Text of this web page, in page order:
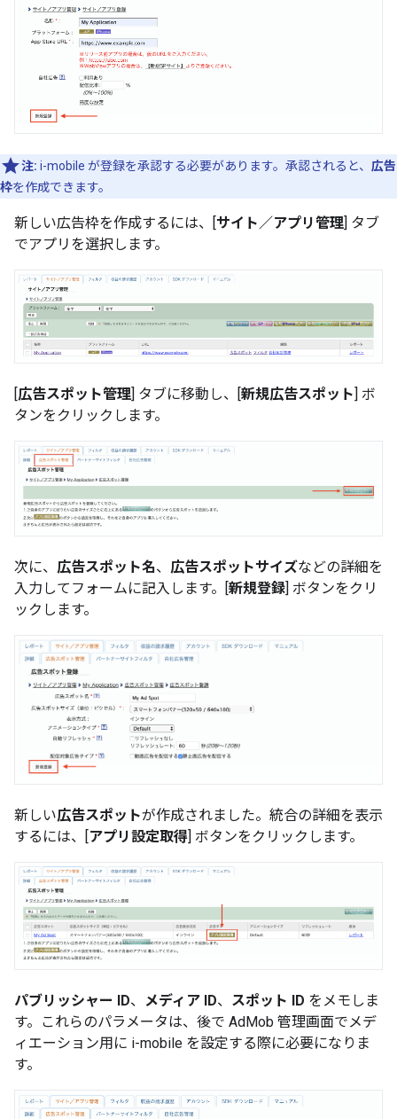
注: i-mobile が登録を承認する必要があります。承認されると、 広告
枠を作成できます。
新しい広告枠を作成するには、[サイト／アプリ管理] タブ
でアプリを選択します。
[広告スポット管理] タブに移動し、[新規広告スポット] ボ
タンをクリックします。
次に、 広告スポット名、 広告スポットサイズなどの詳細を
入力してフォームに記入します。[ 新規登録 ] ボタンをクリ
ックします。
新しい広告スポットが作成されました。統合の詳細を表示
するには、[アプリ設定取得] ボタンをクリックします。
パブリッシャー ID、 メディア ID、 スポット ID をメモしま
す。これらのパラメータは、後で AdMob 管理画面でメデ
ィエーション用に i-mobile を設定する際に必要になりま
す。